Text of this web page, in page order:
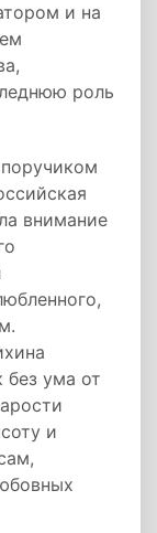
и на
роль
внимание
без ума от
и